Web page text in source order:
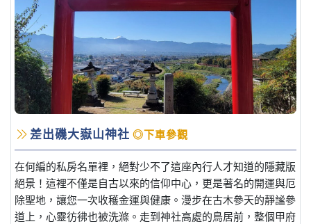
差出磯大嶽山神社 ◎下車參觀
在何編的私房名單裡，絕對少不了這座內行人才知道的隱藏版
絕景！這裡不僅是自古以來的信仰中心，更是著名的開運與厄
除聖地，讓您一次收穫金運與健康。漫步在古木參天的靜謐參
道上，心靈彷彿也被洗滌。走到神社高處的鳥居前，整個甲府